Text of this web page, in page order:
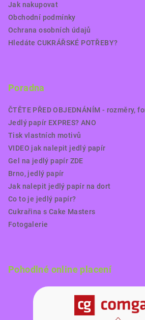
Jak nakupovat
Obchodní podmínky
Ochrana osobních údajů
Hledáte CUKRÁŘSKÉ POTŘEBY?
Poradna
ČTĚTE PŘED OBJEDNÁNÍM - rozměry,
Jedlý papír EXPRES? ANO
Tisk vlastních motivů
VIDEO jak nalepit jedlý papír
Gel na jedlý papír ZDE
Brno, jedlý papír
Jak nalepit jedlý papír na dort
Co to je jedlý papír?
Cukrařina s Cake Masters
Fotogalerie
Pohodlné online placení